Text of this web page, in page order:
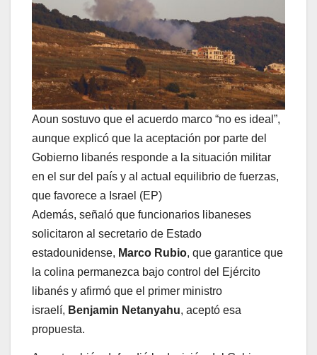
Aoun sostuvo que el acuerdo marco “no es ideal”,
aunque explicó que la aceptación por parte del
Gobierno libanés responde a la situación militar
en el sur del país y al actual equilibrio de fuerzas,
que favorece a Israel (EP)
Además, señaló que funcionarios libaneses
solicitaron al secretario de Estado
estadounidense, Marco Rubio, que garantice que
la colina permanezca bajo control del Ejército
libanés y afirmó que el primer ministro
israelí, Benjamin Netanyahu, aceptó esa
propuesta.